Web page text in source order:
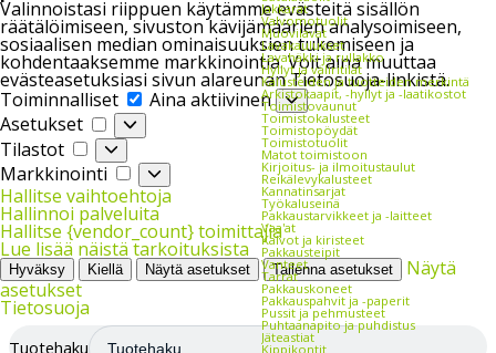
Valinnoistasi riippuen käytämme evästeitä sisällön
räätälöimiseen, sivuston kävijämäärien analysoimiseen,
sosiaalisen median ominaisuuksien tukemiseen ja
kohdentaaksemme markkinointia. Voit aina muuttaa
evästeasetuksiasi sivun alareunan Tietosuoja-linkistä.
Toiminnalliset
Toiminnalliset
Aina aktiivinen
Asetukset
Asetukset
Tilastot
Tilastot
Markkinointi
Markkinointi
Hallitse vaihtoehtoja
Hallinnoi palveluita
Hallitse {vendor_count} toimittajia
Lue lisää näistä tarkoituksista
Hyväksy Kiellä Näytä asetukset Tallenna asetukset
Näytä
asetukset
Tietosuoja
Jakkarat
Valvomotuolit
Muovilavat
Lavakaulukset
Lavahäkki ja rullakko
Hyllyt ja väliritilät
Kalusteiden ja tuotteiden merkintä
Arkistokaapit, -hyllyt ja -laatikostot
Toimistovaunut
Toimistokalusteet
Toimistopöydät
Toimistotuolit
Matot toimistoon
Kirjoitus- ja ilmoitustaulut
Reikälevykalusteet
Kannatinsarjat
Työkaluseinä
Pakkaustarvikkeet ja -laitteet
Vaa'at
Kalvot ja kiristeet
Pakkausteipit
Vanteet
Tarrat
Pakkauskoneet
Pakkauspahvit ja -paperit
Pussit ja pehmusteet
Puhtaanapito ja puhdistus
Jäteastiat
Kippikontit
Tuotehaku